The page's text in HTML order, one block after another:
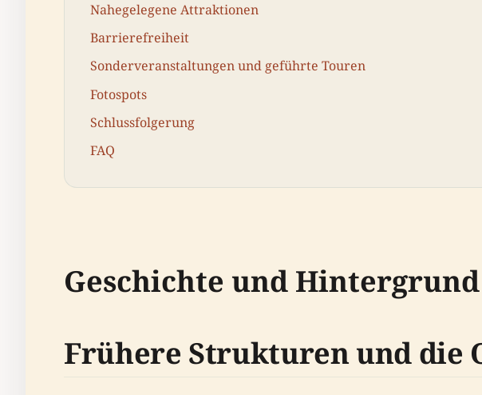
Nahegelegene Attraktionen
Barrierefreiheit
Sonderveranstaltungen und geführte Touren
Fotospots
Schlussfolgerung
FAQ
Geschichte und Hintergrund
Frühere Strukturen und die